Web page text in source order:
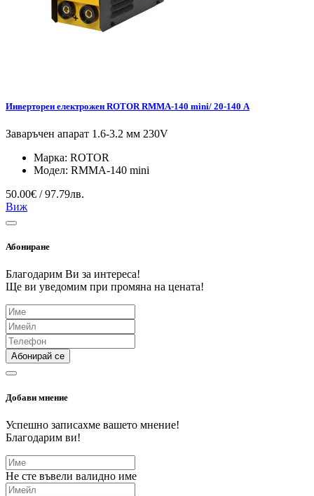
Инверторен електрожен ROTOR RMMA-140 mini/ 20-140 А
Заваръчен апарат 1.6-3.2 мм 230V
Марка: ROTOR
Модел: RMMA-140 mini
50.00€ / 97.79лв.
Виж
Абониране
Благодарим Ви за интереса!
Ще ви уведомим при промяна на цената!
Абонирай се
Добави мнение
Успешно записахме вашето мнение!
Благодарим ви!
Не сте въвели валидно име